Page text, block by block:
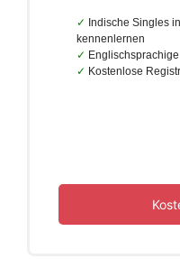
Indische Singles
kennenlernen
Kostenlose